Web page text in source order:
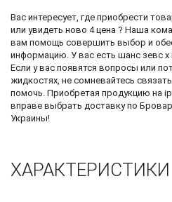
Вас интересует, где приобрести
или увидеть ново 4 цена ? Наша
вам помощь совершить выбор и
информацию. У вас есть шанс зевс х
Если у вас появятся вопросы или
жидкостях, не сомневайтесь
помочь. Приобретая продукцию на
вправе выбрать доставку по
Украины!
ХАРАКТЕРИСТИКИ